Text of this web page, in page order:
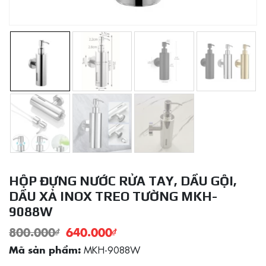
HỘP ĐỰNG NƯỚC RỬA TAY, DẦU GỘI,
DẦU XẢ INOX TREO TƯỜNG MKH-
9088W
800.000₫ 640.000₫
Mã sản phẩm: MKH-9088W